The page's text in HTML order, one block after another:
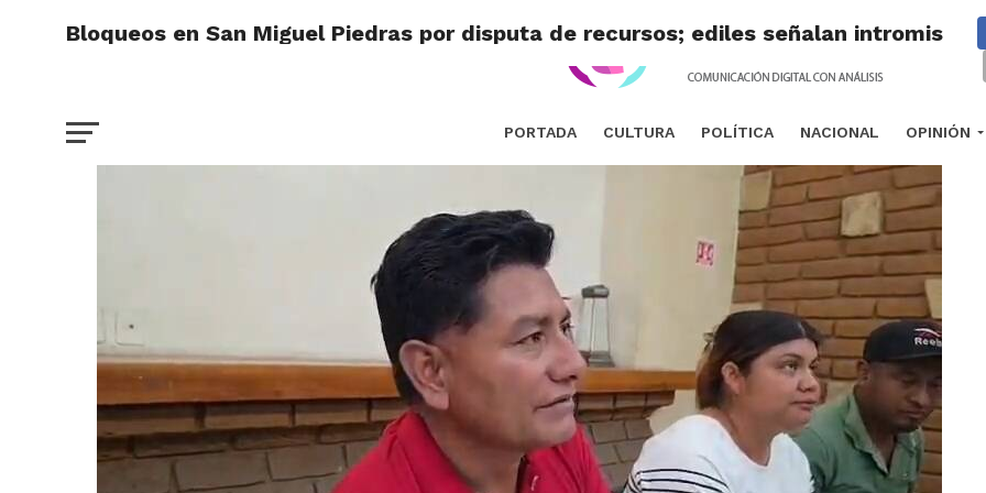
PORTADA CULTURA POLÍTICA NACIONAL OPINIÓN
Bloqueos en San Miguel Piedras por disputa de recursos; ediles señalan intromisión